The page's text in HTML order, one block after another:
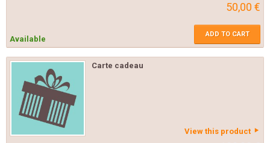
50,00 €
Available
ADD TO CART
Carte cadeau
View this product